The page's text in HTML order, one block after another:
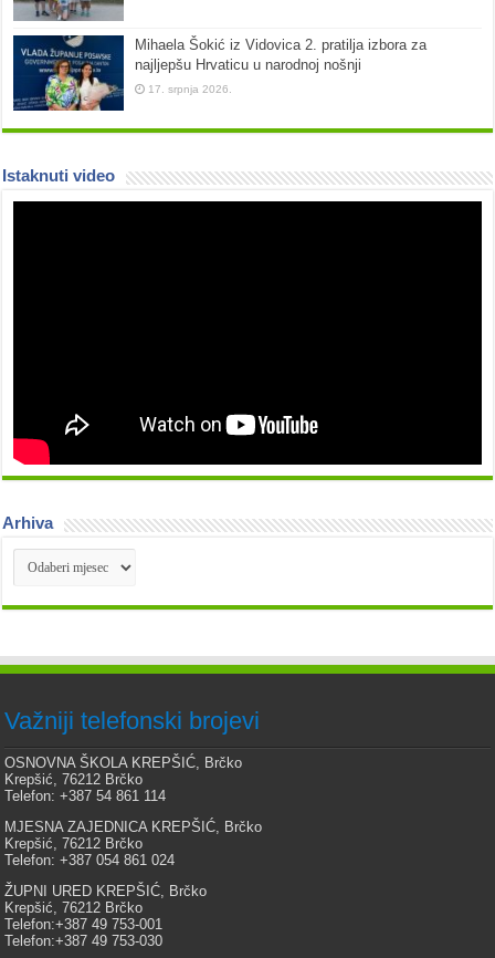
Mihaela Šokić iz Vidovica 2. pratilja izbora za
najljepšu Hrvaticu u narodnoj nošnji
17. srpnja 2026.
Istaknuti video
Arhiva
Arhiva
Važniji telefonski brojevi
OSNOVNA ŠKOLA KREPŠIĆ, Brčko
Krepšić, 76212 Brčko
Telefon: +387 54 861 114
MJESNA ZAJEDNICA KREPŠIĆ, Brčko
Krepšić, 76212 Brčko
Telefon: +387 054 861 024
ŽUPNI URED KREPŠIĆ, Brčko
Krepšić, 76212 Brčko
Telefon:+387 49 753-001
Telefon:+387 49 753-030